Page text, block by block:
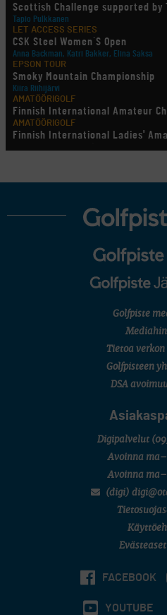
Scottish Challenge supported by
Tapio Pulkkanen
LET ACCESS SERIES
CSK Steel Women´S Open
Anna Backman, Katri Bakker, Elina Saksa
EPSON TOUR
Smoky Mountain Championship
Kiira Riihijärvi
AMATÖÖRIGOLF
Finnish International Amateur
AMATÖÖRIGOLF
Finnish International Ladies'
U18/FJT/Aulanko)
LEGENDS TOUR
U.S. Women's Amateur
English Boys' (U14) Open
Eeli Krankka, Lionel Mutikainen
Kivitippu Classic Invitational
SM-reikäpeli (M50/Kymen Golf)
7 (U18 ja U21/pojat/Tahko)
Golfpiste
Tietoa
Golfpisteen
DSA
Digipalvelut
Avoinna
Avoinna
(digi)
FACEBOOK
YOUTUBE